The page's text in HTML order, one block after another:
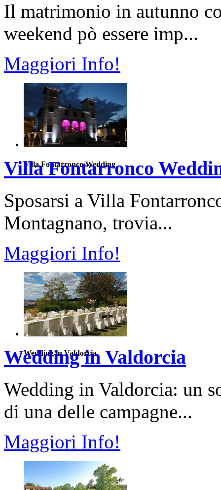
Il matrimonio in autunno
weekend pò essere imp...
Maggiori Info!
Villa Fontarronco Wedding
Villa Fontarronco
Sposarsi a Villa
Montagnano, trovia...
Maggiori Info!
Wedding in Valdorcia
Wedding in Valdorcia
Wedding in Valdorcia: un
di una delle campagne...
Maggiori Info!